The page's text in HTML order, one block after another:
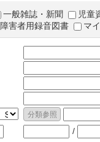
一般雑誌・新聞
児童
障害者用録音図書 マ
/